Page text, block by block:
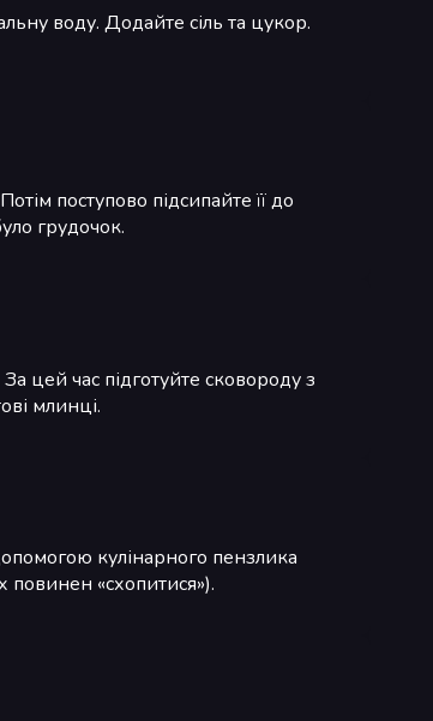
воду. Додайте сіль та цукор.
поступово підсипайте її до
грудочок.
цей час підготуйте сковороду з
млинці.
кулінарного пензлика
повинен «схопитися»).